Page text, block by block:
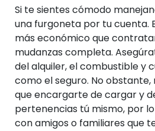
Si te sientes cómodo
una furgoneta por tu cuenta.
más económico que
mudanzas completa.
del alquiler, el combustible y
como el seguro. No
que encargarte de cargar y
pertenencias tú mismo, por
con amigos o familiares que